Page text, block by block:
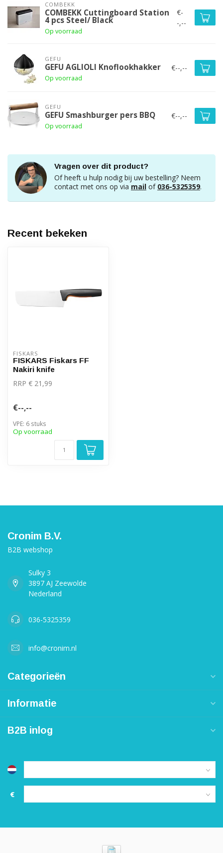
COMBEKK
COMBEKK Cuttingboard Station
4 pcs Steel/ Black
Op voorraad
€-
-,--
GEFU
GEFU AGLIOLI Knoflookhakker
Op voorraad
€--,--
GEFU
GEFU Smashburger pers BBQ
Op voorraad
€--,--
Vragen over dit product?
Of heeft u hulp nodig bij uw bestelling? Neem
contact met ons op via mail of 036-5325359.
Recent bekeken
FISKARS
FISKARS Fiskars FF
Nakiri knife
RRP € 21,99
€--,--
VPE: 6 stuks
Op voorraad
Cronim B.V.
B2B webshop
Sulky 3
3897 AJ Zeewolde
Nederland
036-5325359
info@cronim.nl
Categorieën
Informatie
B2B inlog
€